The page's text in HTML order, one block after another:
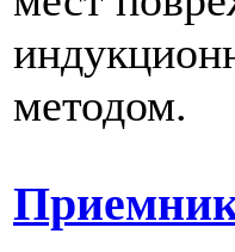
методом.